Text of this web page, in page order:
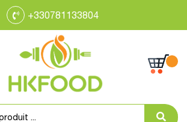
+330781133804